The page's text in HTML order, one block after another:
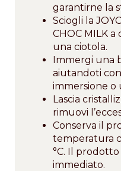
garantirne la
Sciogli la
CHOC MILK a
una ciotola.
Immergi una
aiutandoti
immersione o
Lascia
rimuovi
Conserva il
temperatura
°C. Il prodotto
immediato.